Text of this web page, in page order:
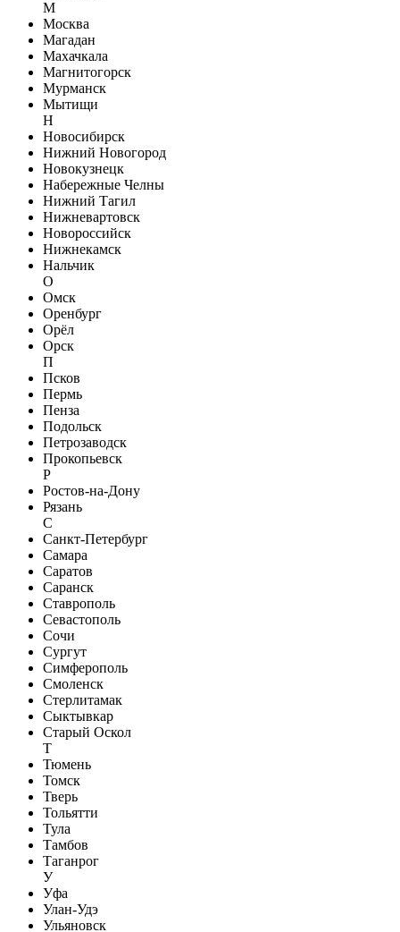
М
Москва
Магадан
Махачкала
Магнитогорск
Мурманск
Мытищи
Н
Новосибирск
Нижний Новогород
Новокузнецк
Набережные Челны
Нижний Тагил
Нижневартовск
Новороссийск
Нижнекамск
Нальчик
О
Омск
Оренбург
Орёл
Орск
П
Псков
Пермь
Пенза
Подольск
Петрозаводск
Прокопьевск
Р
Ростов-на-Дону
Рязань
С
Санкт-Петербург
Самара
Саратов
Саранск
Ставрополь
Севастополь
Сочи
Сургут
Симферополь
Смоленск
Стерлитамак
Сыктывкар
Старый Оскол
Т
Тюмень
Томск
Тверь
Тольятти
Тула
Тамбов
Таганрог
У
Уфа
Улан-Удэ
Ульяновск